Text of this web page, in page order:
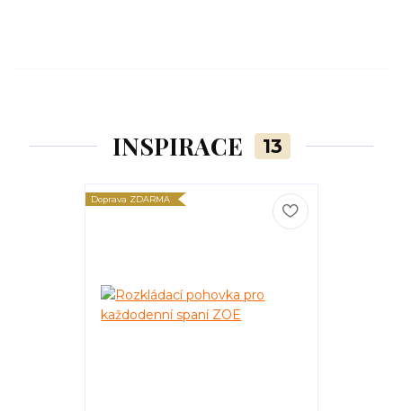
INSPIRACE 13
Doprava ZDARMA